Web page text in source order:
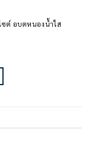
ซต์ อบตหนองน้ำใส